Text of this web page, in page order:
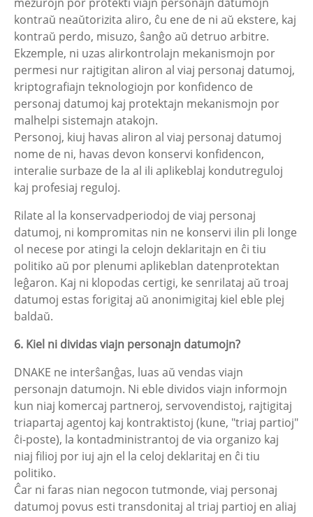
kontraŭ neaŭtorizita aliro, ĉu ene de ni aŭ ekstere, kaj
kontraŭ perdo, misuzo, ŝanĝo aŭ detruo arbitre.
Ekzemple, ni uzas alirkontrolajn mekanismojn por
permesi nur rajtigitan aliron al viaj personaj datumoj,
kriptografiajn teknologiojn por konfidenco de
personaj datumoj kaj protektajn mekanismojn por
malhelpi sistemajn atakojn.
Personoj, kiuj havas aliron al viaj personaj datumoj
nome de ni, havas devon konservi konfidencon,
interalie surbaze de la al ili aplikeblaj kondutreguloj
kaj profesiaj reguloj.
Rilate al la konservadperiodoj de viaj personaj
datumoj, ni kompromitas nin ne konservi ilin pli longe
ol necese por atingi la celojn deklaritajn en ĉi tiu
politiko aŭ por plenumi aplikeblan datenprotektan
leĝaron. Kaj ni klopodas certigi, ke senrilataj aŭ troaj
datumoj estas forigitaj aŭ anonimigitaj kiel eble plej
baldaŭ.
6. Kiel ni dividas viajn personajn datumojn?
DNAKE ne interŝanĝas, luas aŭ vendas viajn
personajn datumojn. Ni eble dividos viajn informojn
kun niaj komercaj partneroj, servovendistoj, rajtigitaj
triapartaj agentoj kaj kontraktistoj (kune, "triaj partioj"
ĉi-poste), la kontadministrantoj de via organizo kaj
niaj filioj por iuj ajn el la celoj deklaritaj en ĉi tiu
politiko.
Ĉar ni faras nian negocon tutmonde, viaj personaj
datumoj povus esti transdonitaj al triaj partioj en aliaj